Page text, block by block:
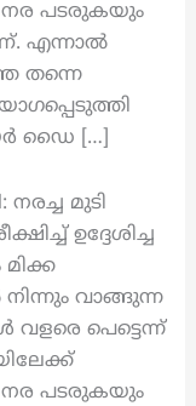
പടരുകയും
എന്നാൽ
തന്നെ
ഡൈ […]
: നരച്ച മുടി
ഉദ്ദേശിച്ച
വാങ്ങുന്ന
പെട്ടെന്ന്
നര പടരുകയും